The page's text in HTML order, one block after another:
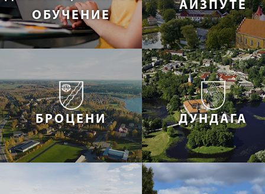
ОБУЧЕНИЕ
АЙЗПУТЕ
БРОЦЕНИ ДУНДАГА